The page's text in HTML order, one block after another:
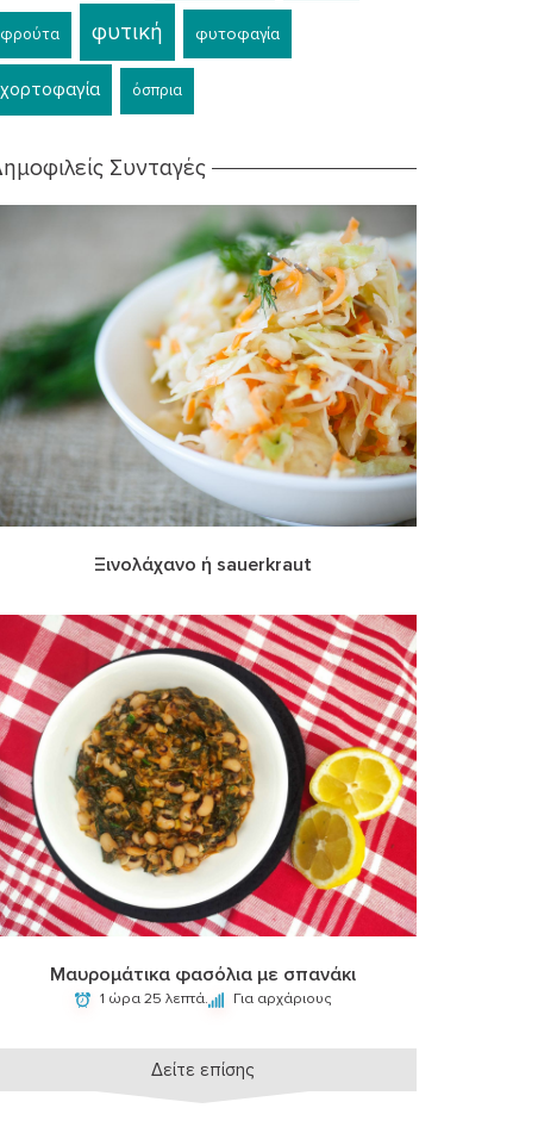
φρούτα φυτική φυτοφαγία
χορτοφαγία όσπρια
Συνταγές
Ξινολάχανο ή sauerkraut
Μαυρομάτικα φασόλια με σπανάκι
1 ώρα 25 λεπτά. Για αρχάριους
Δείτε επίσης